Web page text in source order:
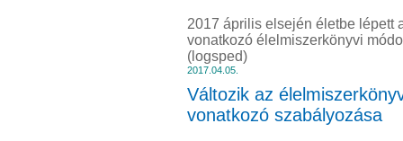
2017 április elsején életbe lépett
vonatkozó élelmiszerkönyvi
(logsped)
2017.04.05.
Változik az
vonatkozó szabályozása